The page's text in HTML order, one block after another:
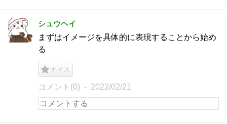
シュウヘイ
まずはイメージを具体的に表現することから始め
る
ナイス
コメント(0) 2022/02/21